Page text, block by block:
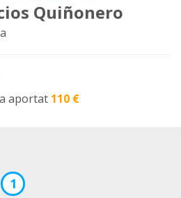
Quiñonero
aportat 110 €
1